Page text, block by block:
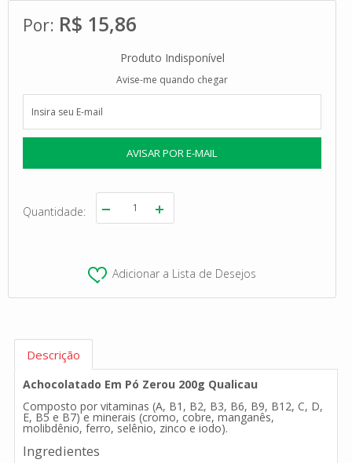
R$ 15,86
Produto Indisponível
Avise-me quando chegar
Quantidade
Adicionar a Lista de Desejos
Descrição
Achocolatado Em Pó Zerou 200g Qualicau
Composto por vitaminas (A, B1, B2, B3, B6, B9, B12, C, D,
E, B5 e B7) e minerais (cromo, cobre, manganês,
molibdênio, ferro, selênio, zinco e iodo).
Ingredientes